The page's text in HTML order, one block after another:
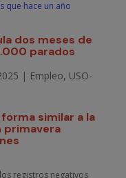
dos meses de
parados
| Empleo, USO-
similar a la
primavera
registros negativos